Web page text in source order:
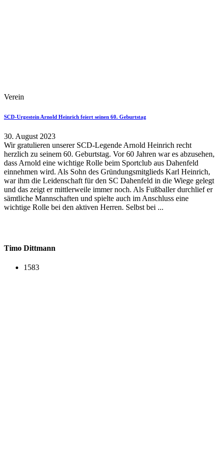
Verein
SCD-Urgestein Arnold Heinrich feiert seinen 60. Geburtstag
30. August 2023
Wir gratulieren unserer SCD-Legende Arnold Heinrich recht
herzlich zu seinem 60. Geburtstag. Vor 60 Jahren war es abzusehen,
dass Arnold eine wichtige Rolle beim Sportclub aus Dahenfeld
einnehmen wird. Als Sohn des Gründungsmitglieds Karl Heinrich,
war ihm die Leidenschaft für den SC Dahenfeld in die Wiege gelegt
und das zeigt er mittlerweile immer noch. Als Fußballer durchlief er
sämtliche Mannschaften und spielte auch im Anschluss eine
wichtige Rolle bei den aktiven Herren. Selbst bei ...
Timo Dittmann
1583